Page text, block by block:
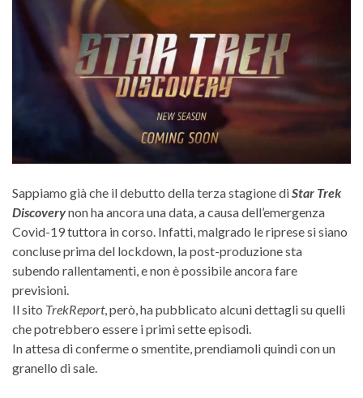
Sappiamo già che il debutto della terza stagione diStar Trek
Discoverynon ha ancora una data, a causa dell’emergenza
Covid-19 tuttora in corso. Infatti, malgrado le riprese si siano
concluse prima del lockdown, la post-produzione sta
subendo rallentamenti, e non è possibile ancora fare
previsioni.
Il sito TrekReport, però, ha pubblicato alcuni dettagli su quelli
che potrebbero essere i primi sette episodi.
In attesa di conferme o smentite, prendiamoli quindi con un
granello di sale.